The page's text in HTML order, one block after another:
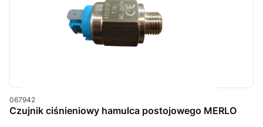
Kod produktu
067942
Czujnik ciśnieniowy hamulca postojowego MERLO